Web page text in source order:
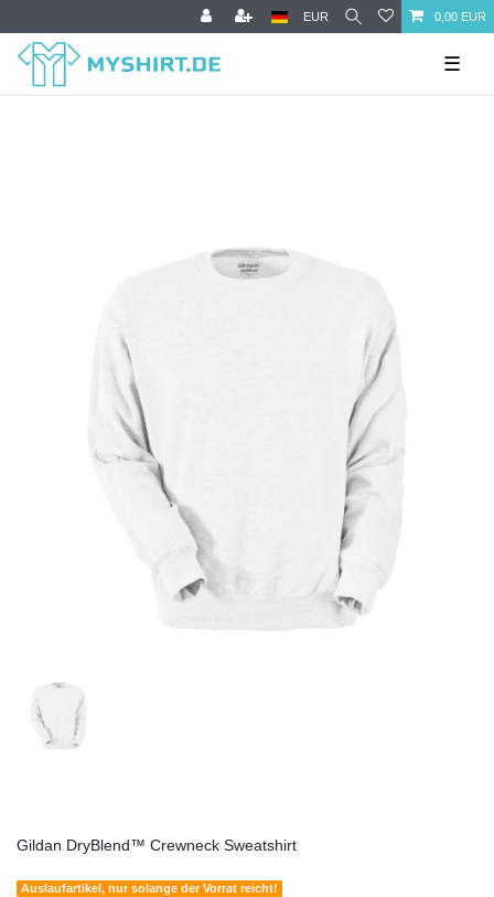
EUR 0,00 EUR
☰
Gildan DryBlend™ Crewneck Sweatshirt
Auslaufartikel, nur solange der Vorrat reicht!